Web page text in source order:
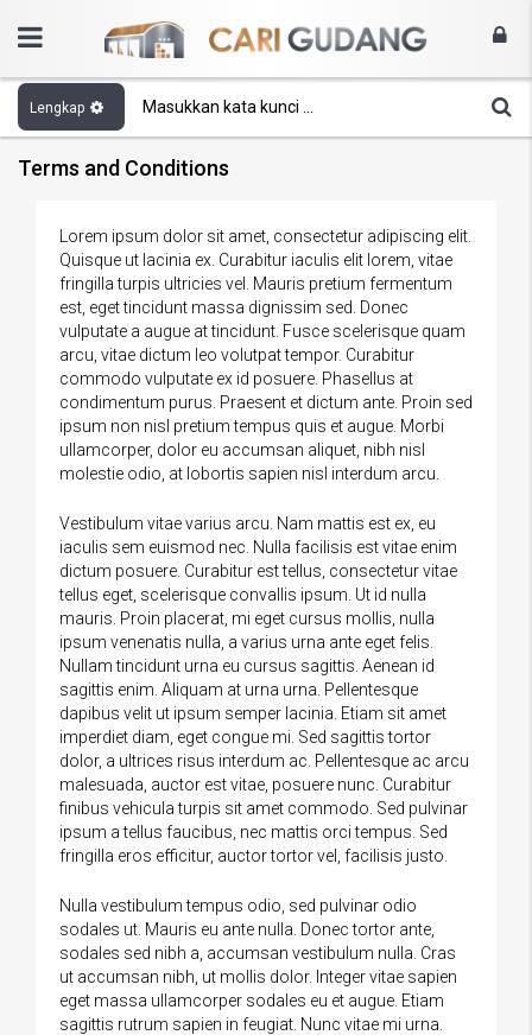
Lengkap
Terms and Conditions
Lorem ipsum dolor sit amet, consectetur adipiscing elit.
Quisque ut lacinia ex. Curabitur iaculis elit lorem, vitae
fringilla turpis ultricies vel. Mauris pretium fermentum
est, eget tincidunt massa dignissim sed. Donec
vulputate a augue at tincidunt. Fusce scelerisque quam
arcu, vitae dictum leo volutpat tempor. Curabitur
commodo vulputate ex id posuere. Phasellus at
condimentum purus. Praesent et dictum ante. Proin sed
ipsum non nisl pretium tempus quis et augue. Morbi
ullamcorper, dolor eu accumsan aliquet, nibh nisl
molestie odio, at lobortis sapien nisl interdum arcu.
Vestibulum vitae varius arcu. Nam mattis est ex, eu
iaculis sem euismod nec. Nulla facilisis est vitae enim
dictum posuere. Curabitur est tellus, consectetur vitae
tellus eget, scelerisque convallis ipsum. Ut id nulla
mauris. Proin placerat, mi eget cursus mollis, nulla
ipsum venenatis nulla, a varius urna ante eget felis.
Nullam tincidunt urna eu cursus sagittis. Aenean id
sagittis enim. Aliquam at urna urna. Pellentesque
dapibus velit ut ipsum semper lacinia. Etiam sit amet
imperdiet diam, eget congue mi. Sed sagittis tortor
dolor, a ultrices risus interdum ac. Pellentesque ac arcu
malesuada, auctor est vitae, posuere nunc. Curabitur
finibus vehicula turpis sit amet commodo. Sed pulvinar
ipsum a tellus faucibus, nec mattis orci tempus. Sed
fringilla eros efficitur, auctor tortor vel, facilisis justo.
Nulla vestibulum tempus odio, sed pulvinar odio
sodales ut. Mauris eu ante nulla. Donec tortor ante,
sodales sed nibh a, accumsan vestibulum nulla. Cras
ut accumsan nibh, ut mollis dolor. Integer vitae sapien
eget massa ullamcorper sodales eu et augue. Etiam
sagittis rutrum sapien in feugiat. Nunc vitae mi urna.